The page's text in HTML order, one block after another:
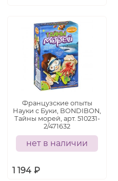
Французские опыты
Науки с Буки, BONDIBON,
Тайны морей, арт. 510231-
2/471632
нет в наличии
1 194 ₽